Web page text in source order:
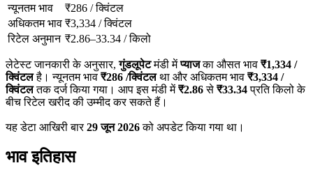
न्यूनतम भाव
₹286 /क्विंटल
अधिकतम भाव ₹3,334 /क्विंटल
रिटेल अनुमान ₹2.86–33.34 /किलो
लेटेस्ट जानकारी के अनुसार,गुंडलूपेटमंडी मेंप्याजका औसत भाव ₹1,334 /
क्विंटलहै। न्यूनतम भाव ₹286 /क्विंटलथा और अधिकतम भाव ₹3,334 /
क्विंटलतक दर्ज किया गया। आप इस मंडी में₹2.86से ₹33.34प्रति किलो के
बीच रिटेल खरीद की उम्मीद कर सकते हैं।
यह डेटा आखिरी बार29 जून 2026को अपडेट किया गया था।
भाव इतिहास